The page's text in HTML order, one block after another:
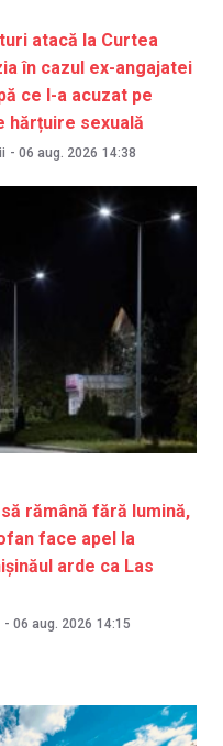
atacă la Curtea
în cazul ex-angajatei
ce l-a acuzat pe
hărțuire sexuală
- 06 aug. 2026 14:38
rămână fără lumină,
face apel la
arde ca Las
- 06 aug. 2026 14:15